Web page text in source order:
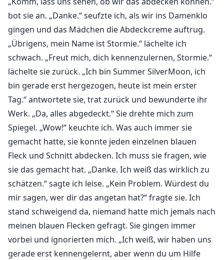
bot sie an. „Danke.“ seufzte ich, als wir ins Damenklo
gingen und das Mädchen die Abdeckcreme auftrug.
„Übrigens, mein Name ist Stormie.“ lächelte ich
schwach. „Freut mich, dich kennenzulernen, Stormie.“
lächelte sie zurück. „Ich bin Summer SilverMoon, ich
bin gerade erst hergezogen, heute ist mein erster
Tag.“ antwortete sie, trat zurück und bewunderte ihr
Werk. „Da, alles abgedeckt.“ Sie drehte mich zum
Spiegel. „Wow!“ keuchte ich. Was auch immer sie
gemacht hatte, sie konnte jeden einzelnen blauen
Fleck und Schnitt abdecken. Ich muss sie fragen, wie
sie das gemacht hat. „Danke. Ich weiß das wirklich zu
schätzen.“ sagte ich leise. „Kein Problem. Würdest du
mir sagen, wer dir das angetan hat?“ fragte sie. Ich
stand schweigend da, niemand hatte mich jemals nach
meinen blauen Flecken gefragt. Sie gingen immer
vorbei und ignorierten mich. „Ich weiß, wir haben uns
gerade erst kennengelernt, aber wenn du um Hilfe